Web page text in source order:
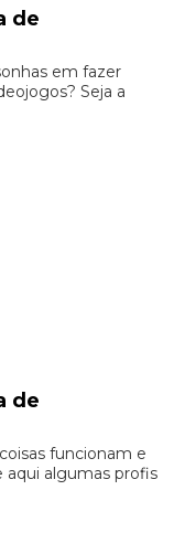
de
em fazer
Seja a
de
funcionam e
aqui algumas profis